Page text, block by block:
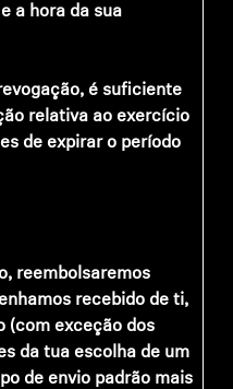
a hora da sua
é suficiente
relativa ao exercício
de expirar o período
reembolsaremos
recebido de ti,
(com exceção dos
da tua escolha de um
de envio padrão mais